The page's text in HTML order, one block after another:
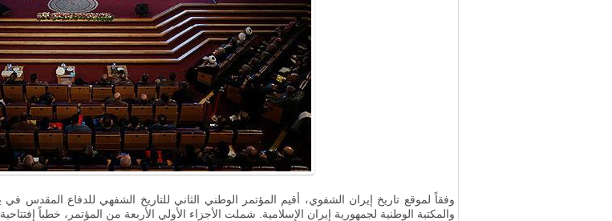
والمكتبة الوطنية لجمهورية إيران الإسلامية. شملت الأجزاء الأولي الأربعة من المؤتمر، خطباً إفتتاحية.